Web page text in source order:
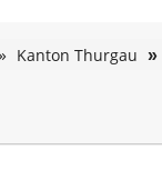
Kanton Thurgau